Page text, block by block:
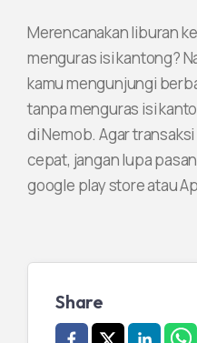
Merencanakan liburan
menguras isi kantong?
kamu mengunjungi
tanpa menguras isi
di Nemob. Agar
cepat, jangan lupa
google play store atau
Share